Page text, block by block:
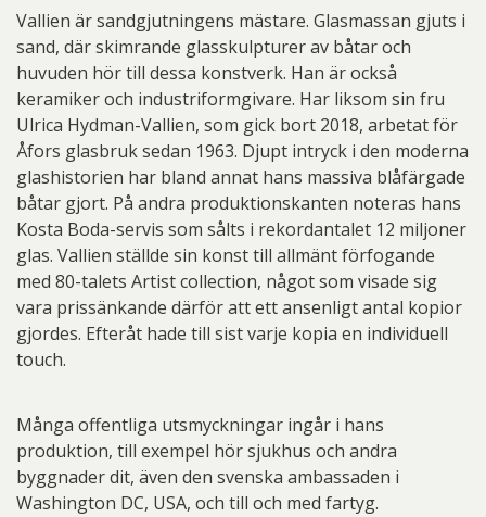
Vallien är sandgjutningens mästare. Glasmassan gjuts i
sand, där skimrande glasskulpturer av båtar och
huvuden hör till dessa konstverk. Han är också
keramiker och industriformgivare. Har liksom sin fru
Ulrica Hydman-Vallien, som gick bort 2018, arbetat för
Åfors glasbruk sedan 1963. Djupt intryck i den moderna
glashistorien har bland annat hans massiva blåfärgade
båtar gjort. På andra produktionskanten noteras hans
Kosta Boda-servis som sålts i rekordantalet 12 miljoner
glas. Vallien ställde sin konst till allmänt förfogande
med 80-talets Artist collection, något som visade sig
vara prissänkande därför att ett ansenligt antal kopior
gjordes. Efteråt hade till sist varje kopia en individuell
touch.
Många offentliga utsmyckningar ingår i hans
produktion, till exempel hör sjukhus och andra
byggnader dit, även den svenska ambassaden i
Washington DC, USA, och till och med fartyg.